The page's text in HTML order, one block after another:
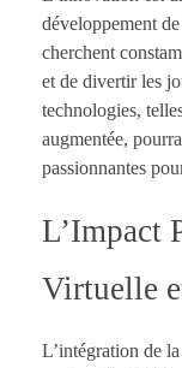
développement
cherchent
et de divertir les
technologies,
augmentée,
passionnantes
L’Impact
Virtuelle
L’intégration de